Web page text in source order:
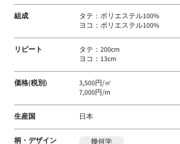
ッ
ク
メ
ー
カ
ー
組成
タテ：ポリエステル100%
ヨコ：ポリエステル100%
リピート
タテ：200cm
ヨコ：13cm
価格(税別)
3,500円/㎡
7,000円/m
生産国 日本
柄・デザイン 幾何学